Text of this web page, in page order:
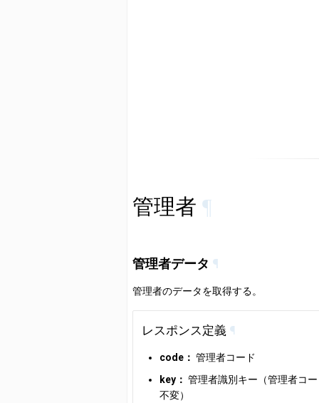
管理者 ¶
管理者データ ¶
管理者のデータを取得する。
レスポンス定義 ¶
code： 管理者コード
key： 管理者識別キー（管理者コ
不変）